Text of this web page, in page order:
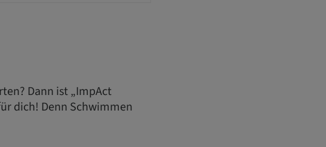
Dann ist „ImpAct
dich! Denn Schwimmen